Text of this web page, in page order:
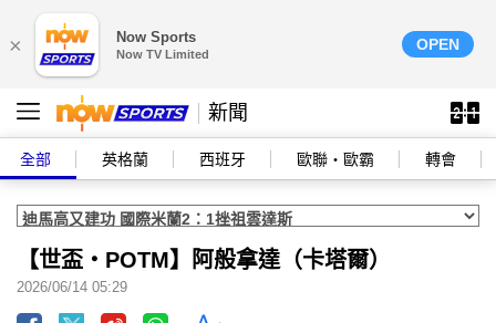
× Now Sports
Now TV Limited
OPEN
新聞
全部 英格蘭 西班牙 歐聯‧歐霸 轉會
【世盃‧POTM】阿般拿達（卡塔爾）
2026/06/14 05:29